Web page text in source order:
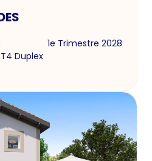
1e Trimestre 2028
Duplex